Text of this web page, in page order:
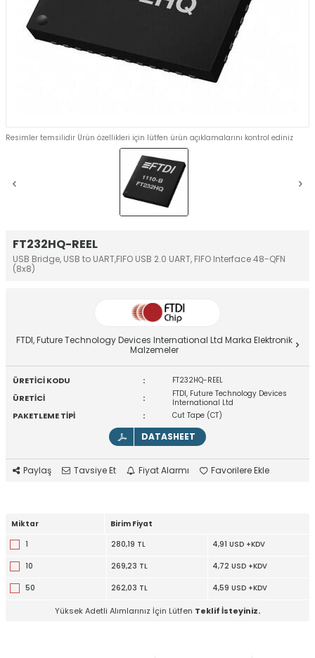
FT232HQ-REEL
USB Bridge, USB to UART,FIFO USB 2.0 UART, FIFO Interface 48-QFN
(8x8)
Resimler temsilidir Ürün özellikleri için lütfen ürün açıklamalarını kontrol ediniz
FTDI, Future Technology Devices International Ltd Marka Elektronik
Malzemeler
ÜRETİCİ KODU : FT232HQ-REEL
ÜRETİCİ :
FTDI, Future Technology Devices
International Ltd
PAKETLEME TİPİ : Cut Tape (CT)
DATASHEET
Paylaş Tavsiye Et Fiyat Alarmı Favorilere Ekle
Miktar
Birim Fiyat
1
280,19 TL 4,91 USD +KDV
10 269,23 TL 4,72 USD +KDV
50 262,03 TL 4,59 USD +KDV
Yüksek Adetli Alımlarınız İçin Lütfen Teklif İsteyiniz.